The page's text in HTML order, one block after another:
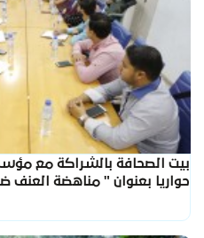
حواريا بعنوان " مناهضة العنف